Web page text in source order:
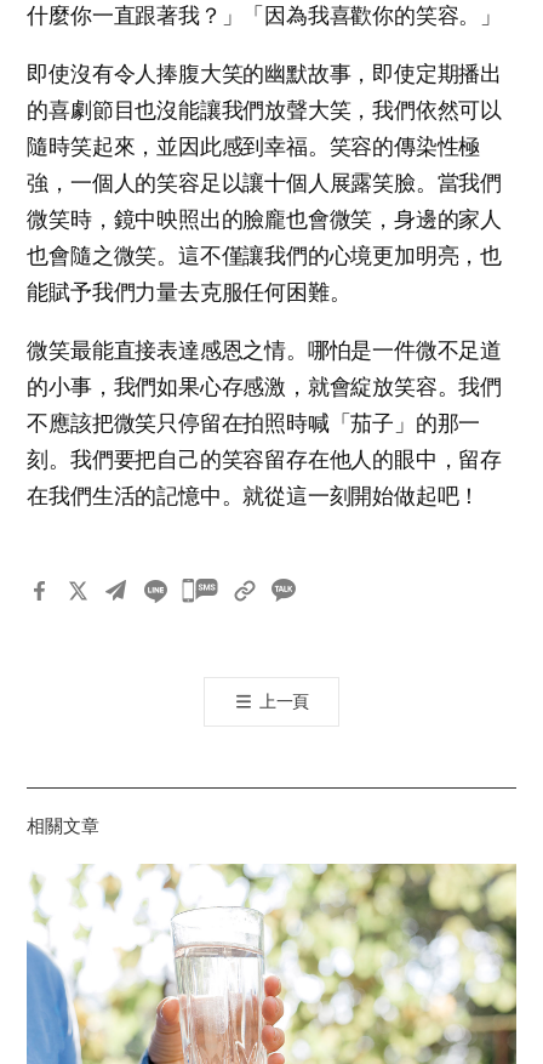
什麼你一直跟著我？」「因為我喜歡你的笑容。」
即使沒有令人捧腹大笑的幽默故事，即使定期播出
的喜劇節目也沒能讓我們放聲大笑，我們依然可以
隨時笑起來，並因此感到幸福。笑容的傳染性極
強，一個人的笑容足以讓十個人展露笑臉。當我們
微笑時，鏡中映照出的臉龐也會微笑，身邊的家人
也會隨之微笑。這不僅讓我們的心境更加明亮，也
能賦予我們力量去克服任何困難。
微笑最能直接表達感恩之情。哪怕是一件微不足道
的小事，我們如果心存感激，就會綻放笑容。我們
不應該把微笑只停留在拍照時喊「茄子」的那一
刻。我們要把自己的笑容留存在他人的眼中，留存
在我們生活的記憶中。就從這一刻開始做起吧！
카
톡
공
기
上一頁
相關文章